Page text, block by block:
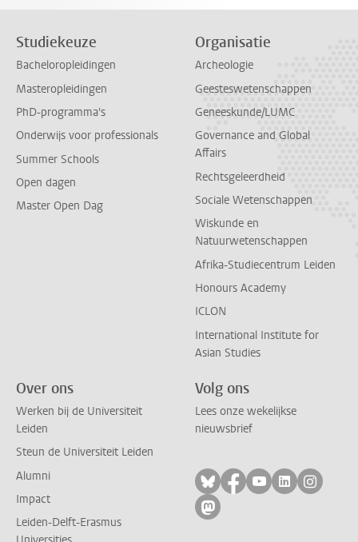
Studiekeuze
Bacheloropleidingen
Masteropleidingen
PhD-programma's
Onderwijs voor professionals
Summer Schools
Open dagen
Master Open Dag
Organisatie
Archeologie
Geesteswetenschappen
Geneeskunde/LUMC
Governance and Global
Affairs
Rechtsgeleerdheid
Sociale Wetenschappen
Wiskunde en
Natuurwetenschappen
Afrika-Studiecentrum Leiden
Honours Academy
ICLON
International Institute for
Asian Studies
Over ons
Werken bij de Universiteit
Leiden
Steun de Universiteit Leiden
Alumni
Impact
Leiden-Delft-Erasmus
Volg ons
Lees onze wekelijkse
nieuwsbrief
Volg ons op bluesky
Volg ons op
Volg ons op
Volg ons
Volg
Volg ons op mastodon